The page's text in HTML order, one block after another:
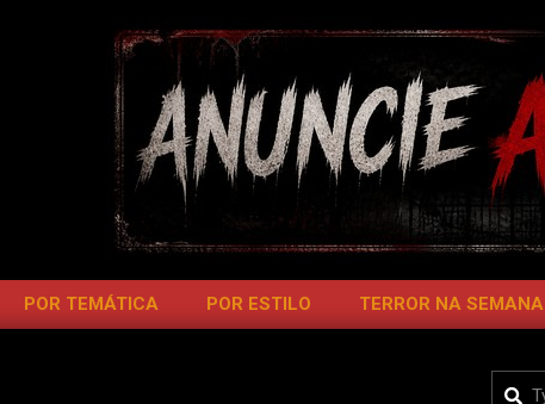
POR TEMÁTICA POR ESTILO TERROR NA SEMANA
Search